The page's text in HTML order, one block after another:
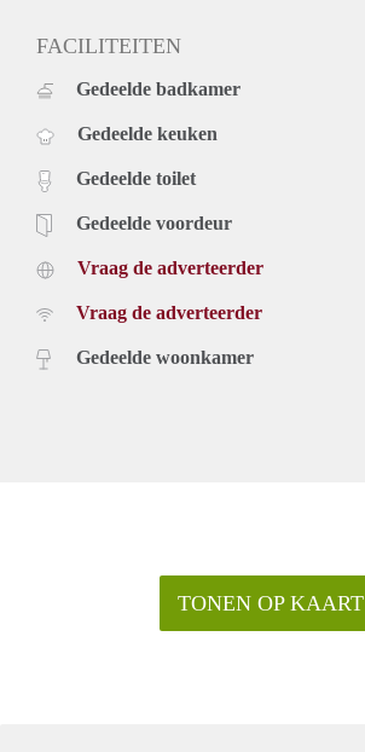
FACILITEITEN
Gedeelde badkamer
Gedeelde keuken
Gedeelde toilet
Gedeelde voordeur
Vraag de adverteerder
Vraag de adverteerder
Gedeelde woonkamer
TONEN OP KAART